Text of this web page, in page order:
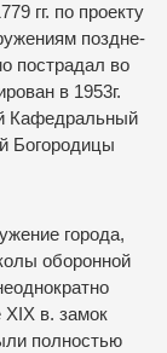
гг. по проекту
поздне-
пострадал во
в 1953г.
Кафедральный
Богородицы
города,
оборонной
XIX в. замок
полностью